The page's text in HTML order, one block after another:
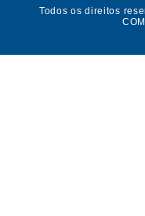
Todos os direitos